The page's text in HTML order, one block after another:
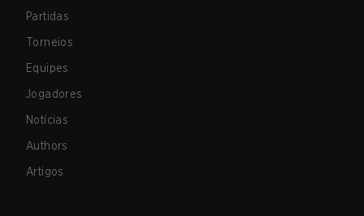
Partidas
Torneios
Equipes
Jogadores
Notícias
Authors
Artigos